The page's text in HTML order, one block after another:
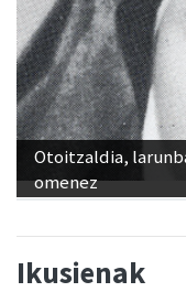
Otoitzaldia,
omenez
Ikusienak